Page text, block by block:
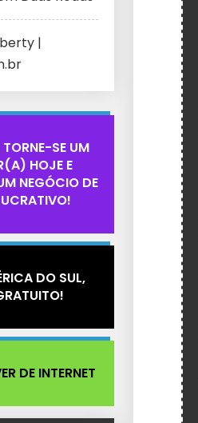
|
SE UM
HOJE E
NEGÓCIO DE
DO SUL,
DE INTERNET